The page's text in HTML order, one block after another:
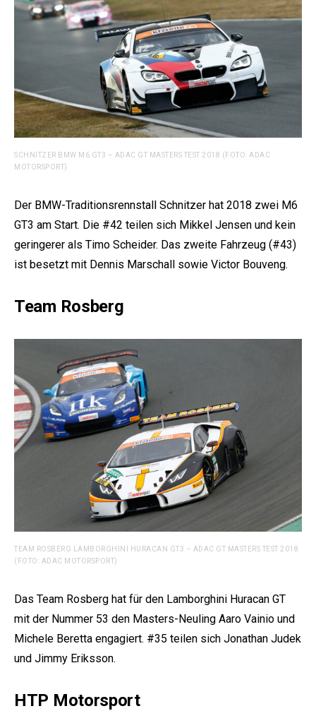
SCHNITZER BMW M6 GT3 – ADAC GT MASTERS TEST 2018 (FOTO: ADAC
MOTORSPORT)
Der BMW-Traditionsrennstall Schnitzer hat 2018 zwei M6
GT3 am Start. Die #42 teilen sich Mikkel Jensen und kein
geringerer als Timo Scheider. Das zweite Fahrzeug (#43)
ist besetzt mit Dennis Marschall sowie Victor Bouveng.
Team Rosberg
TEAM ROSBERG LAMBORGHINI HURACAN GT3 – ADAC GT MASTERS TEST 2018
(FOTO: ADAC MOTORSPORT)
Das Team Rosberg hat für den Lamborghini Huracan GT
mit der Nummer 53 den Masters-Neuling Aaro Vainio und
Michele Beretta engagiert. #35 teilen sich Jonathan Judek
und Jimmy Eriksson.
HTP Motorsport